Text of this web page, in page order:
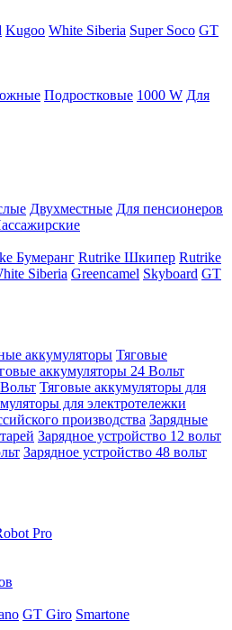
Kugoo White Siberia Super Soco GT
Подростковые 1000 W Для
Двухместные Для пенсионеров
Бумеранг Rutrike Шкипер Rutrike
Siberia Greencamel Skyboard GT
аккумуляторы Тяговые
аккумуляторы 24 Вольт
Тяговые аккумуляторы для
для электротележки
производства Зарядные
Зарядное устройство 12 вольт
Зарядное устройство 48 вольт
Pro
GT Giro Smartone